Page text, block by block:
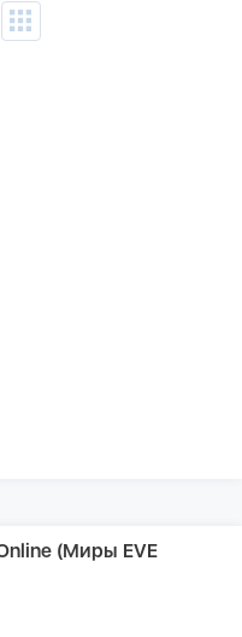
(Миры EVE